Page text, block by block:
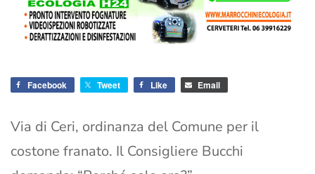
Facebook Tweet Like Email
Via di Ceri, ordinanza del Comune per il
costone franato. Il Consigliere Bucchi